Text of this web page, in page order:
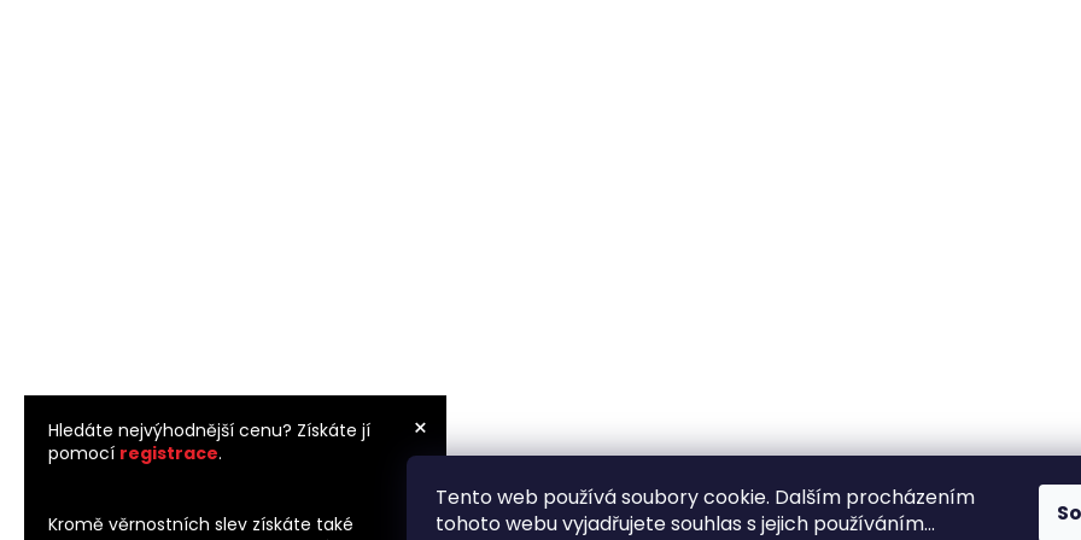
Tento web používá soubory cookie. Dalším procházením
tohoto webu vyjadřujete souhlas s jejich používáním...
×
Hledáte nejvýhodnější cenu? Získáte jí
pomocí registrace.
Kromě věrnostních slev získáte také